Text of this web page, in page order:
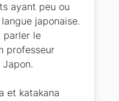
ayant peu ou
japonaise.
parler le
professeur
et katakana